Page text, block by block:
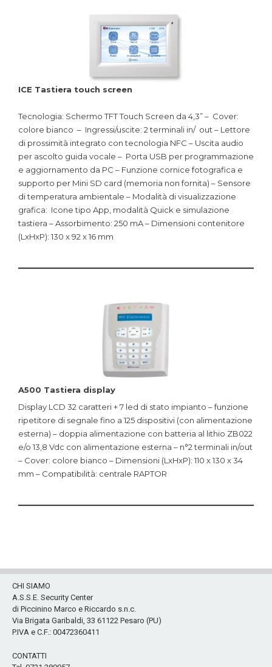
ICE Tastiera touch screen
Tecnologia: Schermo TFT Touch Screen da 4,3” – Cover:
colore bianco – Ingressi/uscite: 2 terminali in/ out – Lettore
di prossimità integrato con tecnologia NFC – Uscita audio
per ascolto guida vocale – Porta USB per programmazione
e aggiornamento da PC – Funzione cornice fotografica e
supporto per Mini SD card (memoria non fornita) – Sensore
di temperatura ambientale – Modalità di visualizzazione
grafica: Icone tipo App, modalità Quick e simulazione
tastiera – Assorbimento: 250 mA – Dimensioni contenitore
(LxHxP): 130 x 92 x 16 mm
A500 Tastiera display
Display LCD 32 caratteri + 7 led di stato impianto – funzione
ripetitore di segnale fino a 125 dispositivi (con alimentazione
esterna) – doppia alimentazione con batteria al lithio ZB022
e/o 13,8 Vdc con alimentazione esterna – n°2 terminali in/out
– Cover: colore bianco – Dimensioni (LxHxP): 110 x 130 x 34
mm – Compatibilità: centrale RAPTOR
CHI SIAMO
A.S.S.E. Security Center
di Piccinino Marco e Riccardo s.n.c.
Via Brigata Garibaldi, 33 61122 Pesaro (PU)
P.IVA e C.F.: 00472360411
CONTATTI